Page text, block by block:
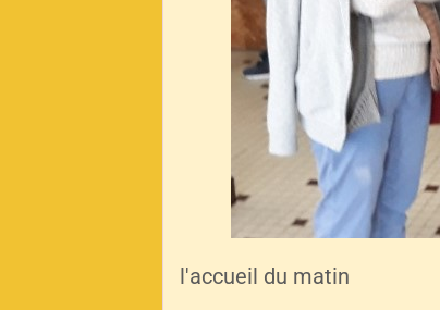
l'accueil du matin